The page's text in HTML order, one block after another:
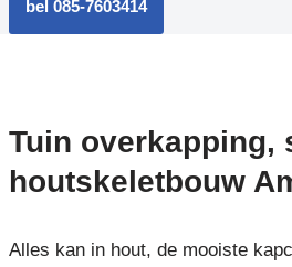
bel 085-7603414
Tuin overkapping,
houtskeletbouw
Alles kan in hout, de mooiste